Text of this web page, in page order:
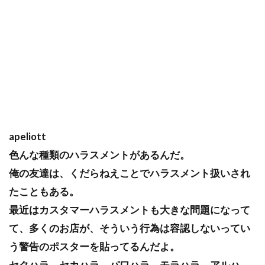
apeliott
色んな種類のハラスメントがあるんだ。
俺の友達は、くだらねえことでハラスメント扱いされ
たこともある。
最近はカスタマーハラスメントも大きな問題になって
て、多くのお店が、そういう行為は容認しないってい
う警告のポスターを貼ってるんだよ。